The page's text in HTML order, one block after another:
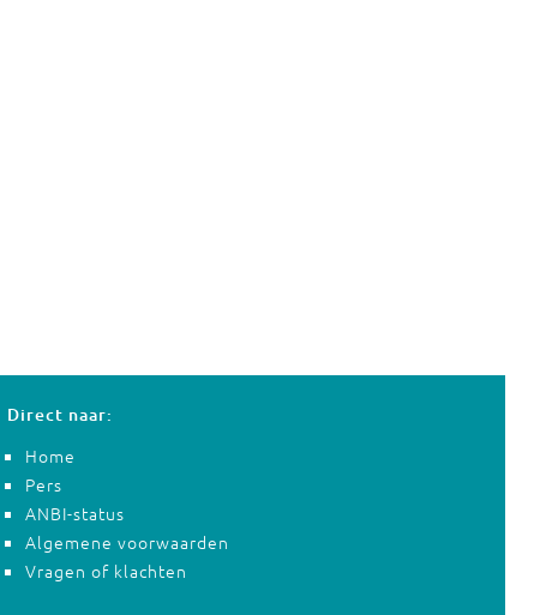
Direct naar:
Home
Pers
ANBI-status
Algemene voorwaarden
Vragen of klachten